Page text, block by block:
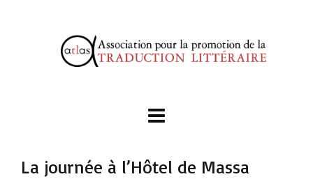
La journée à l’Hôtel de Massa